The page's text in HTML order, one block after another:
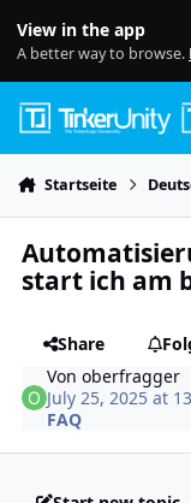
View in the app
A better way to browse.
Startseite
start ich am
Share
Vonoberfragger
July 25, 2025 at
FAQ